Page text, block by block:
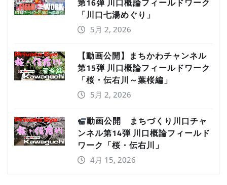
「川口七湯めぐり」
5月 2, 2026
【動画公開】まちかわチャンネル
第15弾 川口概論フィールドワーク
「桜・伝右川～葉桜編」
5月 2, 2026
動画公開 まちづくり川口チャ
ンネル第14弾 川口概論フィールド
ワーク「桜・伝右川」
4月 15, 2026